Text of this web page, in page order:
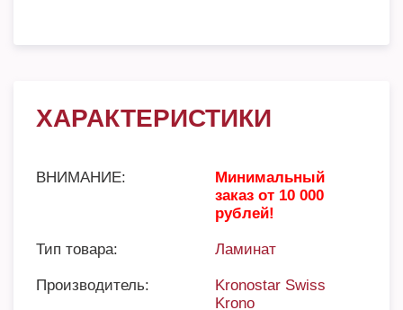
ХАРАКТЕРИСТИКИ
ВНИМАНИЕ:
Минимальный
заказ от 10 000
рублей!
Тип товара: Ламинат
Производитель:
Kronostar Swiss
Krono